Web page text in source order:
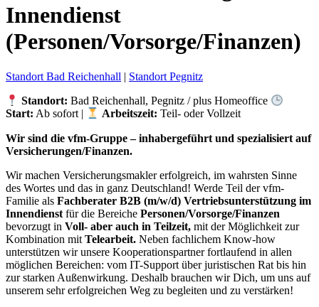
Innendienst
(Personen/Vorsorge/Finanzen)
Standort Bad Reichenhall | Standort Pegnitz
Standort: Bad Reichenhall, Pegnitz / plus Homeoffice
Start: Ab sofort | Arbeitszeit: Teil- oder Vollzeit
Wir sind die vfm-Gruppe – inhabergeführt und spezialisiert auf
Versicherungen/Finanzen.
Wir machen Versicherungsmakler erfolgreich, im wahrsten Sinne
des Wortes und das in ganz Deutschland! Werde Teil der vfm-
Familie als Fachberater B2B (m/w/d) Vertriebsunterstützung im
Innendienst für die Bereiche Personen/Vorsorge/Finanzen
bevorzugt in Voll- aber auch in Teilzeit, mit der Möglichkeit zur
Kombination mit Telearbeit. Neben fachlichem Know-how
unterstützen wir unsere Kooperationspartner fortlaufend in allen
möglichen Bereichen: vom IT-Support über juristischen Rat bis hin
zur starken Außenwirkung. Deshalb brauchen wir Dich, um uns auf
unserem sehr erfolgreichen Weg zu begleiten und zu verstärken!